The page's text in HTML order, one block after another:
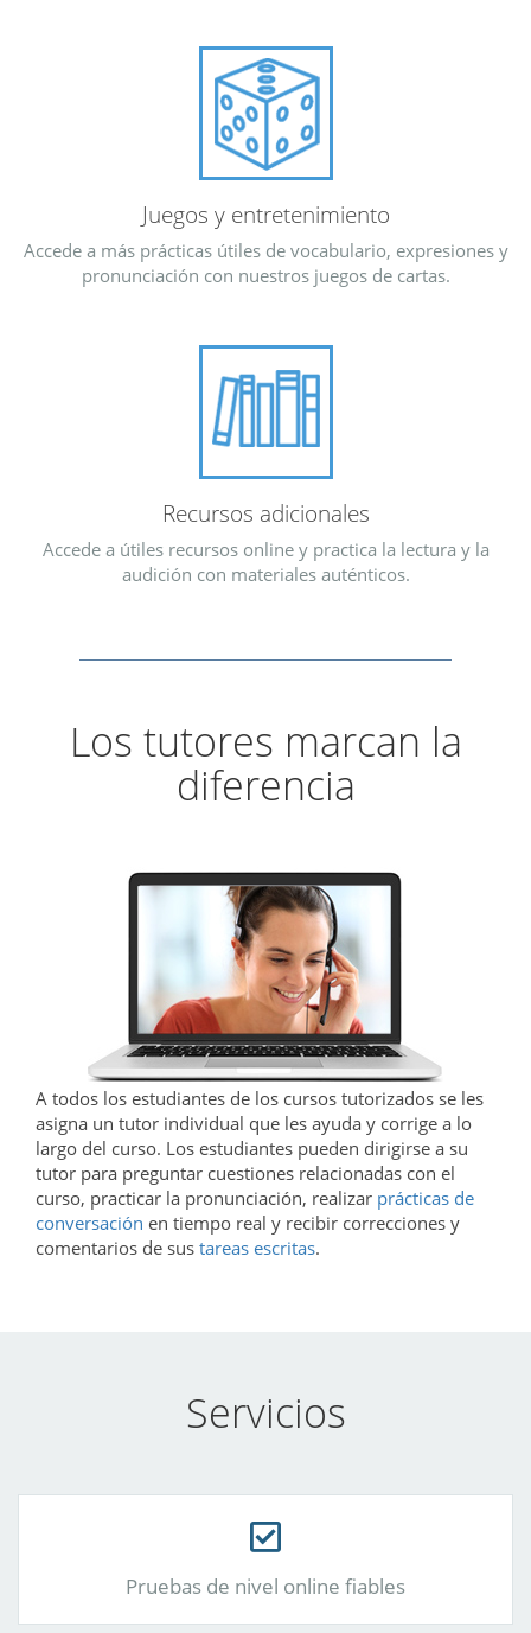
Juegos y entretenimiento
Accede a más prácticas útiles de vocabulario, expresiones y
pronunciación con nuestros juegos de cartas.
Recursos adicionales
Accede a útiles recursos online y practica la lectura y la
audición con materiales auténticos.
Los tutores marcan la
diferencia
A todos los estudiantes de los cursos tutorizados se les
asigna un tutor individual que les ayuda y corrige a lo
largo del curso. Los estudiantes pueden dirigirse a su
tutor para preguntar cuestiones relacionadas con el
curso, practicar la pronunciación, realizar prácticas de
conversación en tiempo real y recibir correcciones y
comentarios de sus tareas escritas.
Servicios
Pruebas de nivel online fiables